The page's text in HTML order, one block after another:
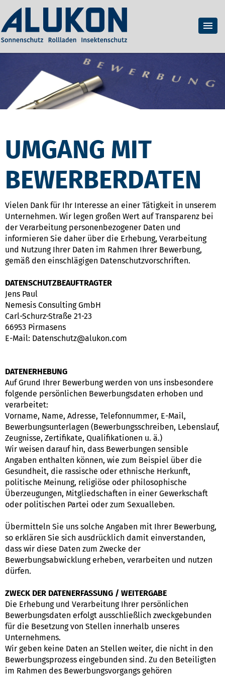
UMGANG MIT
BEWERBERDATEN
Vielen Dank für Ihr Interesse an einer Tätigkeit in unserem
Unternehmen. Wir legen großen Wert auf Transparenz bei
der Verarbeitung personenbezogener Daten und
informieren Sie daher über die Erhebung, Verarbeitung
und Nutzung Ihrer Daten im Rahmen Ihrer Bewerbung,
gemäß den einschlägigen Datenschutzvorschriften.
DATENSCHUTZBEAUFTRAGTER
Jens Paul
Nemesis Consulting GmbH
Carl-Schurz-Straße 21-23
66953 Pirmasens
E-Mail: Datenschutz@alukon.com
DATENERHEBUNG
Auf Grund Ihrer Bewerbung werden von uns insbesondere
folgende persönlichen Bewerbungsdaten erhoben und
verarbeitet:
Vorname, Name, Adresse, Telefonnummer, E-Mail,
Bewerbungsunterlagen (Bewerbungsschreiben, Lebenslauf,
Zeugnisse, Zertifikate, Qualifikationen u. ä.)
Wir weisen darauf hin, dass Bewerbungen sensible
Angaben enthalten können, wie zum Beispiel über die
Gesundheit, die rassische oder ethnische Herkunft,
politische Meinung, religiöse oder philosophische
Überzeugungen, Mitgliedschaften in einer Gewerkschaft
oder politischen Partei oder zum Sexualleben.
Übermitteln Sie uns solche Angaben mit Ihrer Bewerbung,
so erklären Sie sich ausdrücklich damit einverstanden,
dass wir diese Daten zum Zwecke der
Bewerbungsabwicklung erheben, verarbeiten und nutzen
dürfen.
ZWECK DER DATENERFASSUNG / WEITERGABE
Die Erhebung und Verarbeitung Ihrer persönlichen
Bewerbungsdaten erfolgt ausschließlich zweckgebunden
für die Besetzung von Stellen innerhalb unseres
Unternehmens.
Wir geben keine Daten an Stellen weiter, die nicht in den
Bewerbungsprozess eingebunden sind. Zu den Beteiligten
im Rahmen des Bewerbungsvorgangs gehören